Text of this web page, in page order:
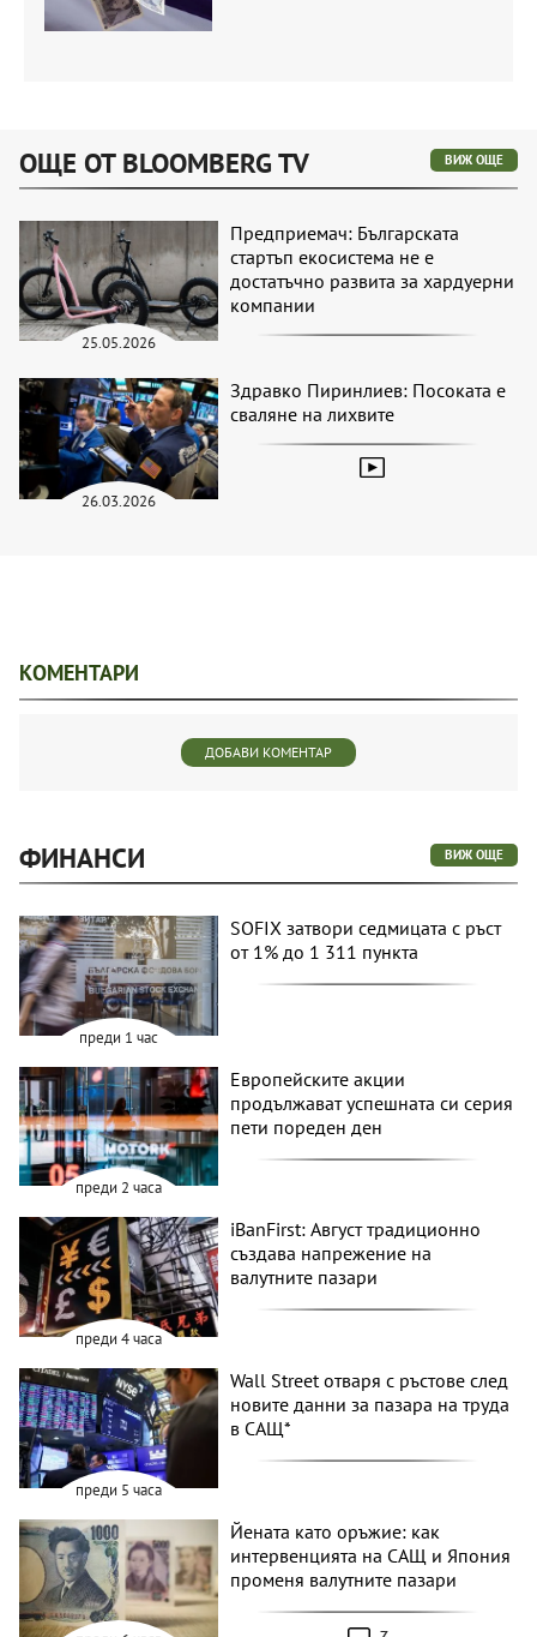
ОЩЕ ОТ BLOOMBERG TV ВИЖ ОЩЕ
25.05.2026
Предприемач: Българската
стартъп екосистема не е
достатъчно развита за хардуерни
компании
26.03.2026
Здравко Пиринлиев: Посоката е
сваляне на лихвите
КОМЕНТАРИ
ДОБАВИ КОМЕНТАР
ФИНАНСИ ВИЖ ОЩЕ
преди 1 час
SOFIX затвори седмицата с ръст
от 1% до 1 311 пункта
преди 2 часа
Европейските акции
продължават успешната си серия
пети пореден ден
преди 4 часа
iBanFirst: Август традиционно
създава напрежение на
валутните пазари
преди 5 часа
Wall Street отваря с ръстове след
новите данни за пазара на труда
в САЩ*
Йената като оръжие: как
интервенцията на САЩ и Япония
променя валутните пазари